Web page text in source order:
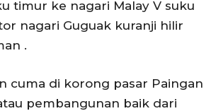
timur ke nagari Malay V suku
nagari Guguak kuranji hilir
.
cuma di korong pasar Paingan
pembangunan baik dari